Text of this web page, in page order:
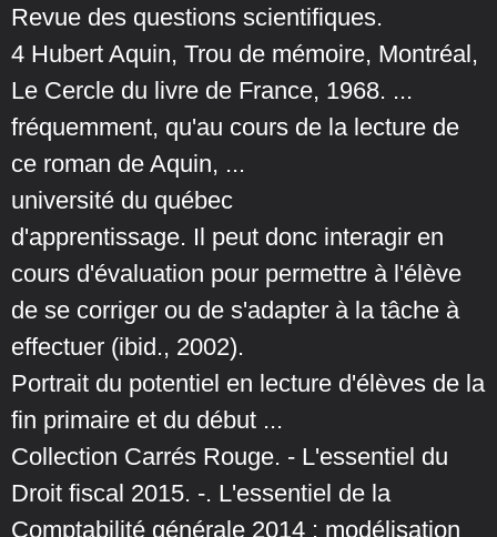
Revue des questions scientifiques.
4 Hubert Aquin, Trou de mémoire, Montréal,
Le Cercle du livre de France, 1968. ...
fréquemment, qu'au cours de la lecture de
ce roman de Aquin, ...
université du québec
d'apprentissage. Il peut donc interagir en
cours d'évaluation pour permettre à l'élève
de se corriger ou de s'adapter à la tâche à
effectuer (ibid., 2002).
Portrait du potentiel en lecture d'élèves de la
fin primaire et du début ...
Collection Carrés Rouge. - L'essentiel du
Droit fiscal 2015. -. L'essentiel de la
Comptabilité générale 2014 : modélisation